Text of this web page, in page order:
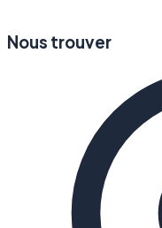
Nous trouver